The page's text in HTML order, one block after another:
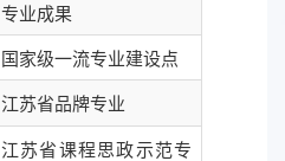
专业成果
国家级一流专业建设点
江苏省品牌专业
江苏省课程思政示范专